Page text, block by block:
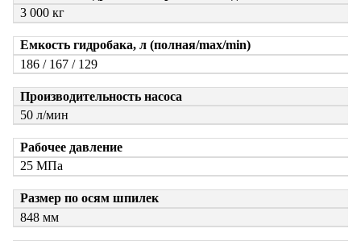
3 000 кг
Емкость гидробака, л (полная/max/min)
186 / 167 / 129
Производительность насоса
50 л/мин
Рабочее давление
25 МПа
Размер по осям шпилек
848 мм